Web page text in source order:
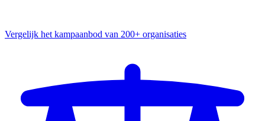
Vergelijk het kampaanbod van 200+ organisaties